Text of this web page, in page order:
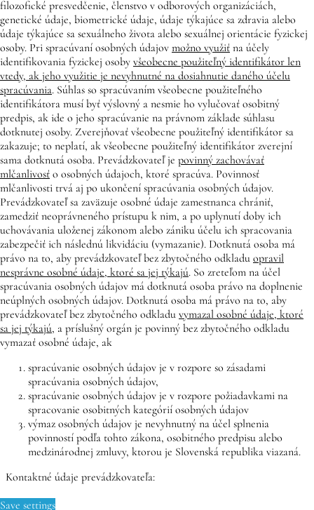
filozofické presvedčenie, členstvo v odborových organizáciách,
genetické údaje, biometrické údaje, údaje týkajúce sa zdravia alebo
údaje týkajúce sa sexuálneho života alebo sexuálnej orientácie fyzickej
osoby. Pri spracúvaní osobných údajov možno využiť na účely
identifikovania fyzickej osoby všeobecne použiteľný identifikátor len
vtedy, ak jeho využitie je nevyhnutné na dosiahnutie daného účelu
spracúvania. Súhlas so spracúvaním všeobecne použiteľného
identifikátora musí byť výslovný a nesmie ho vylučovať osobitný
predpis, ak ide o jeho spracúvanie na právnom základe súhlasu
dotknutej osoby. Zverejňovať všeobecne použiteľný identifikátor sa
zakazuje; to neplatí, ak všeobecne použiteľný identifikátor zverejní
sama dotknutá osoba. Prevádzkovateľ je povinný zachovávať
mlčanlivosť o osobných údajoch, ktoré spracúva. Povinnosť
mlčanlivosti trvá aj po ukončení spracúvania osobných údajov.
Prevádzkovateľ sa zaväzuje osobné údaje zamestnanca chrániť,
zamedziť neoprávneného prístupu k nim, a po uplynutí doby ich
uchovávania uloženej zákonom alebo zániku účelu ich spracovania
zabezpečiť ich následnú likvidáciu (vymazanie). Dotknutá osoba má
právo na to, aby prevádzkovateľ bez zbytočného odkladu opravil
nesprávne osobné údaje, ktoré sa jej týkajú. So zreteľom na účel
spracúvania osobných údajov má dotknutá osoba právo na doplnenie
neúplných osobných údajov. Dotknutá osoba má právo na to, aby
prevádzkovateľ bez zbytočného odkladu vymazal osobné údaje, ktoré
sa jej týkajú, a príslušný orgán je povinný bez zbytočného odkladu
vymazať osobné údaje, ak
spracúvanie osobných údajov je v rozpore so zásadami
spracúvania osobných údajov,
spracúvanie osobných údajov je v rozpore požiadavkami na
spracovanie osobitných kategórií osobných údajov
výmaz osobných údajov je nevyhnutný na účel splnenia
povinností podľa tohto zákona, osobitného predpisu alebo
medzinárodnej zmluvy, ktorou je Slovenská republika viazaná.
Kontaktné údaje prevádzkovateľa:
Save settings